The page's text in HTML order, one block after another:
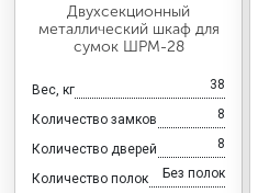
Двухсекционный
металлический шкаф для
сумок ШРМ-28
Вес, кг 38
Количество замков 8
Количество дверей 8
Количество полок Без полок